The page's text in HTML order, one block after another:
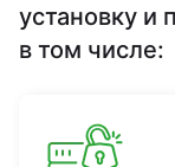
установку и
в том числе: